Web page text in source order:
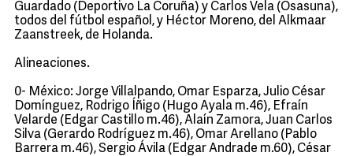
Guardado (Deportivo La Coruña) y Carlos Vela (Osasuna),
todos del fútbol español, y Héctor Moreno, del Alkmaar
Zaanstreek, de Holanda.
Alineaciones.
0- México: Jorge Villalpando, Omar Esparza, Julio César
Domínguez, Rodrigo Íñigo (Hugo Ayala m.46), Efraín
Velarde (Edgar Castillo m.46), Alaín Zamora, Juan Carlos
Silva (Gerardo Rodríguez m.46), Omar Arellano (Pablo
Barrera m.46), Sergio Ávila (Edgar Andrade m.60), César